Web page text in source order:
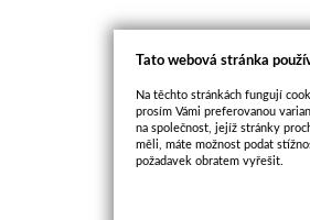
Tato webová stránka
Na těchto stránkách fungují
prosím Vámi preferovanou
na společnost, jejíž stránky
měli, máte možnost podat
požadavek obratem vyřešit.